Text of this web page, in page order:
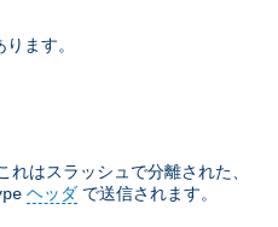
ます。
はスラッシュで分離された、
ヘッダ で送信されます。